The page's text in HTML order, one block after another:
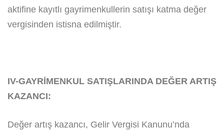
aktifine kayıtlı gayrimenkullerin satışı katma değer
vergisinden istisna edilmiştir.
IV-GAYRİMENKUL SATIŞLARINDA DEĞER ARTIŞ
KAZANCI:
Değer artış kazancı, Gelir Vergisi Kanunu’nda